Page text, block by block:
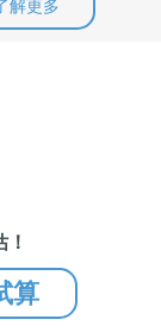
解更多
算